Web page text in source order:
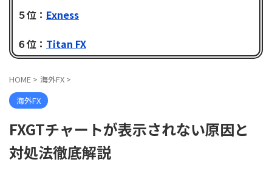
５位： Exness
６位： Titan FX
HOME > 海外FX >
海外FX
FXGTチャートが表示されない原因と
対処法徹底解説